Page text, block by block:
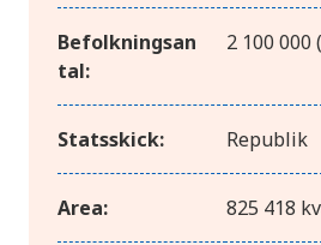
Befolkningsan
tal:
2 100 000
Statsskick: Republik
Area: 825 418